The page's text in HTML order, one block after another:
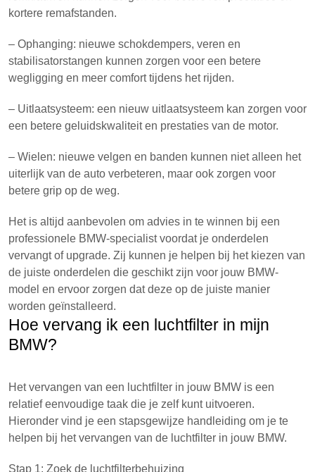
kortere remafstanden.
– Ophanging: nieuwe schokdempers, veren en
stabilisatorstangen kunnen zorgen voor een betere
wegligging en meer comfort tijdens het rijden.
– Uitlaatsysteem: een nieuw uitlaatsysteem kan zorgen voor
een betere geluidskwaliteit en prestaties van de motor.
– Wielen: nieuwe velgen en banden kunnen niet alleen het
uiterlijk van de auto verbeteren, maar ook zorgen voor
betere grip op de weg.
Het is altijd aanbevolen om advies in te winnen bij een
professionele BMW-specialist voordat je onderdelen
vervangt of upgrade. Zij kunnen je helpen bij het kiezen van
de juiste onderdelen die geschikt zijn voor jouw BMW-
model en ervoor zorgen dat deze op de juiste manier
worden geïnstalleerd.
Hoe vervang ik een luchtfilter in mijn
BMW?
Het vervangen van een luchtfilter in jouw BMW is een
relatief eenvoudige taak die je zelf kunt uitvoeren.
Hieronder vind je een stapsgewijze handleiding om je te
helpen bij het vervangen van de luchtfilter in jouw BMW.
Stap 1: Zoek de luchtfilterbehuizing